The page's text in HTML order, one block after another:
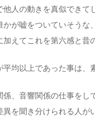
他人の動きを真似できて
かが嘘をついていそうな
加えてこれを第六感と昔
平均以上であった事は、
係、音響関係の仕事をし
異を聞き分けられる人が